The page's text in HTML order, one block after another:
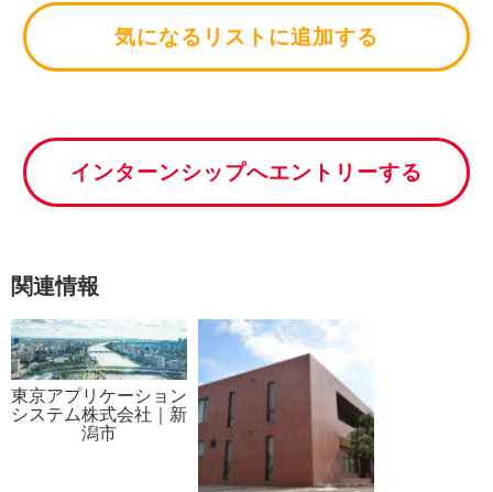
気になるリストに追加する
インターンシップへエントリーする
関連情報
東京アプリケーション
システム株式会社｜新
潟市